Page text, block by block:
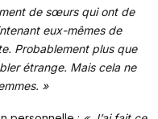
de sœurs qui ont de
eux-mêmes de
Probablement plus que
étrange. Mais cela ne
»